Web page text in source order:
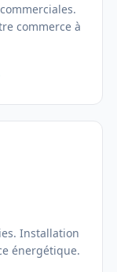
commerce à
Installation
énergétique.